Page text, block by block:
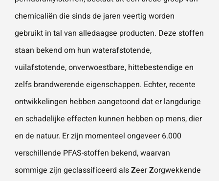
chemicaliën die sinds de jaren veertig worden
gebruikt in tal van alledaagse producten. Deze stoffen
staan bekend om hun waterafstotende,
vuilafstotende, onverwoestbare, hittebestendige en
zelfs brandwerende eigenschappen. Echter, recente
ontwikkelingen hebben aangetoond dat er langdurige
en schadelijke effecten kunnen hebben op mens, dier
en de natuur. Er zijn momenteel ongeveer 6.000
verschillende PFAS-stoffen bekend, waarvan
sommige zijn geclassificeerd alsZeerZorgwekkende